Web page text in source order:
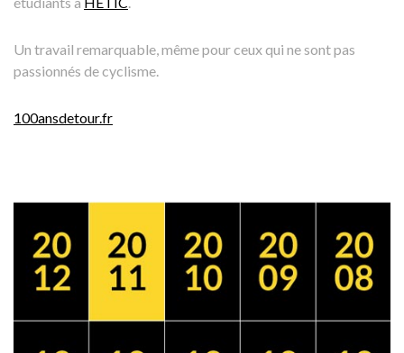
Un travail remarquable, même pour ceux qui ne sont pas
passionnés de cyclisme.
100ansdetour.fr